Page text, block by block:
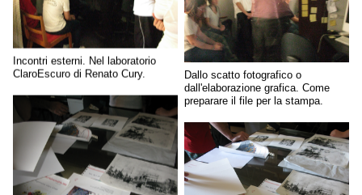
Incontri esterni. Nel laboratorio
ClaroEscuro di Renato Cury.
Dallo scatto fotografico o
dall'elaborazione grafica. Come
preparare il file per la stampa.